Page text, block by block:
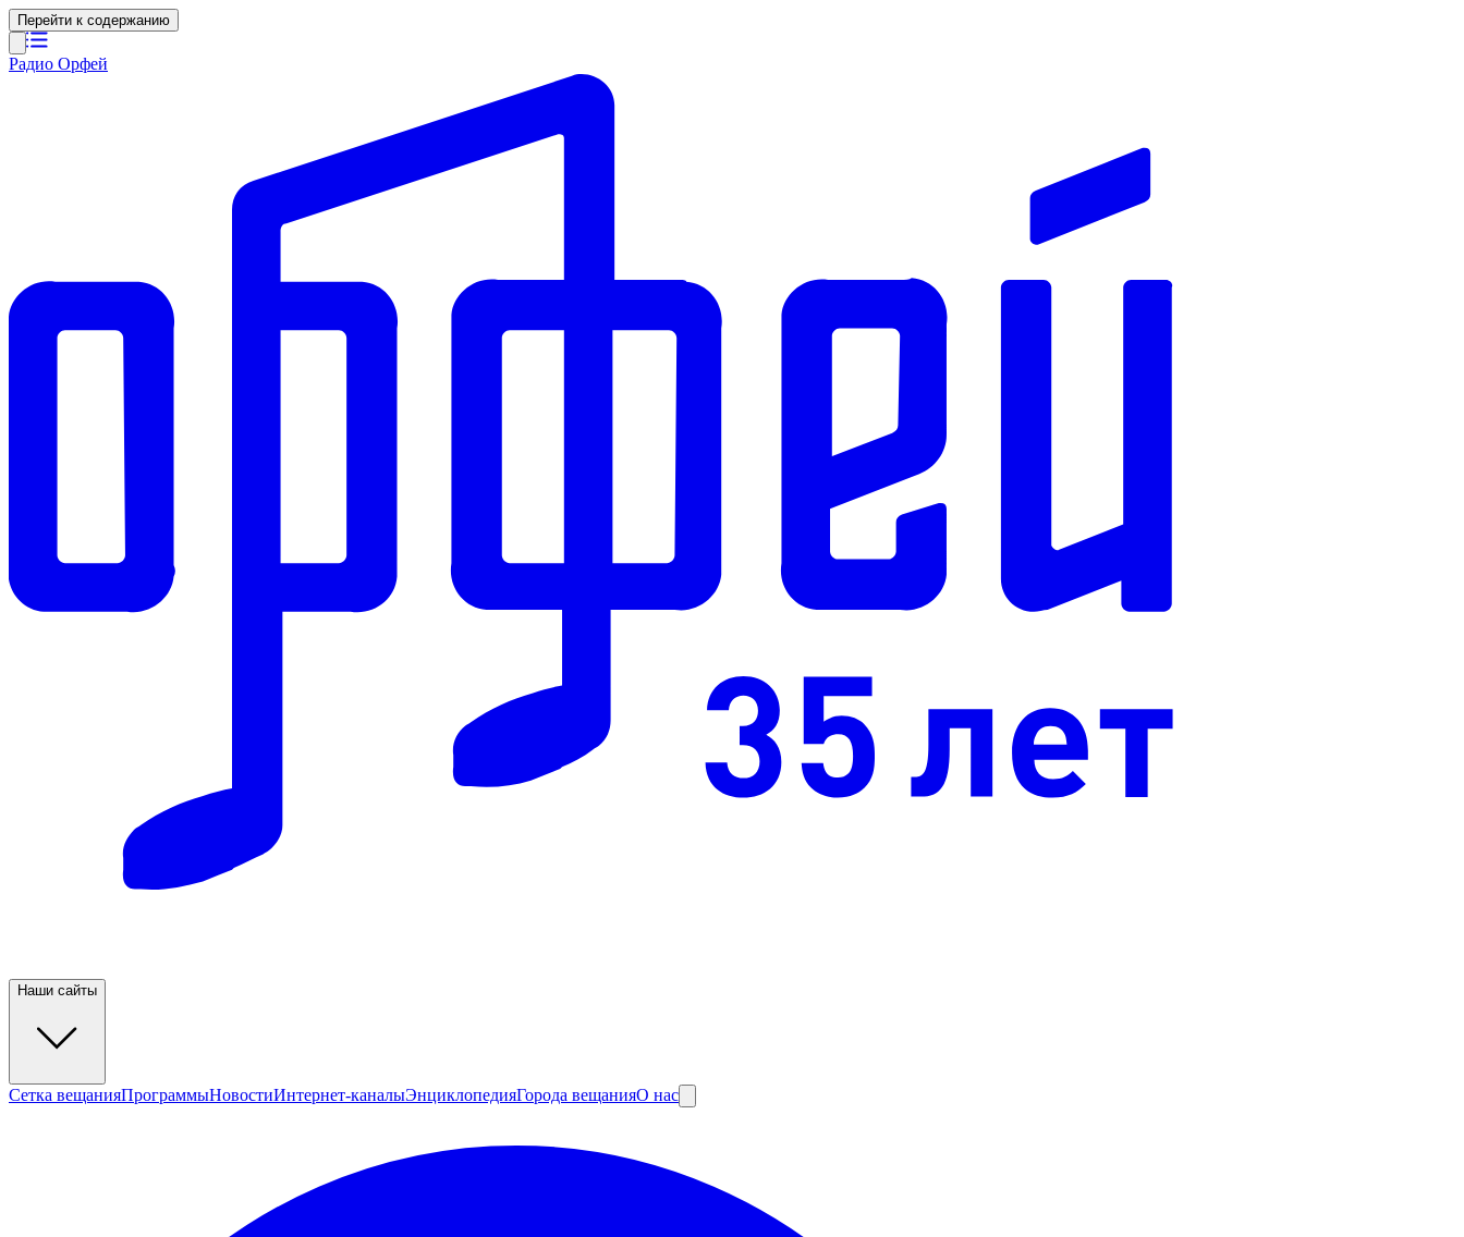
Перейти к содержанию
Радио Орфей
Наши сайты
Сетка вещанияПрограммыНовостиИнтернет-каналыЭнциклопедияГорода вещанияО нас